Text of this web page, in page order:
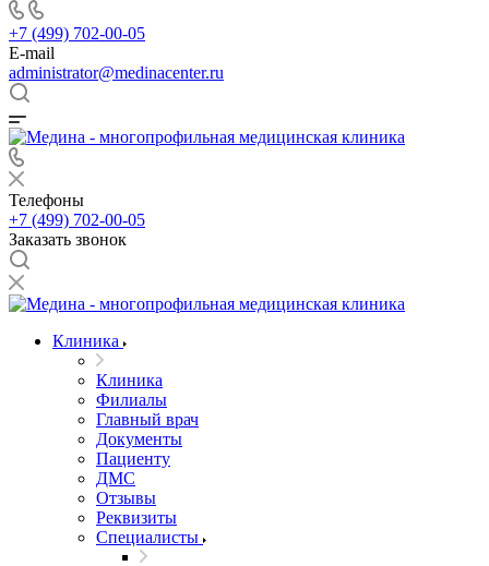
+7 (499) 702-00-05
E-mail
administrator@medinacenter.ru
Телефоны
+7 (499) 702-00-05
Заказать звонок
Клиника
Клиника
Филиалы
Главный врач
Документы
Пациенту
ДМС
Отзывы
Реквизиты
Специалисты